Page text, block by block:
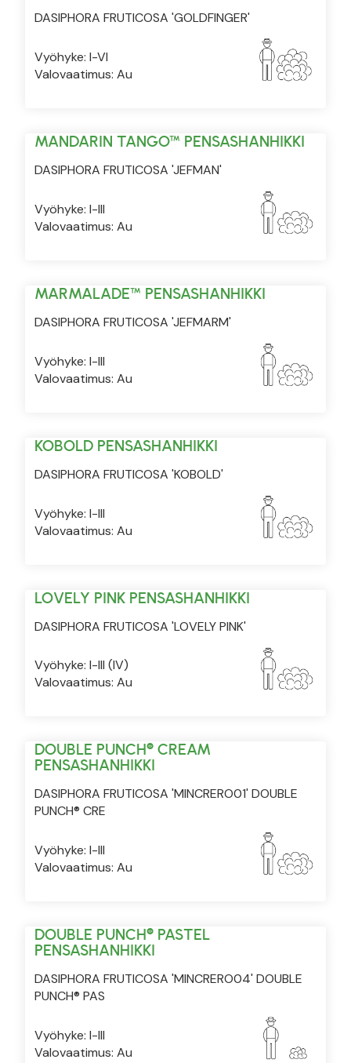
DASIPHORA FRUTICOSA 'GOLDFINGER'
Vyöhyke: I-VI
Valovaatimus: Au
MANDARIN TANGO™ PENSASHANHIKKI
DASIPHORA FRUTICOSA 'JEFMAN'
Vyöhyke: I-III
Valovaatimus: Au
MARMALADE™ PENSASHANHIKKI
DASIPHORA FRUTICOSA 'JEFMARM'
Vyöhyke: I-III
Valovaatimus: Au
KOBOLD PENSASHANHIKKI
DASIPHORA FRUTICOSA 'KOBOLD'
Vyöhyke: I-III
Valovaatimus: Au
LOVELY PINK PENSASHANHIKKI
DASIPHORA FRUTICOSA 'LOVELY PINK'
Vyöhyke: I-III (IV)
Valovaatimus: Au
DOUBLE PUNCH® CREAM
PENSASHANHIKKI
DASIPHORA FRUTICOSA 'MINCRERO01' DOUBLE
PUNCH® CRE
Vyöhyke: I-III
Valovaatimus: Au
DOUBLE PUNCH® PASTEL
PENSASHANHIKKI
DASIPHORA FRUTICOSA 'MINCRERO04' DOUBLE
PUNCH® PAS
Vyöhyke: I-III
Valovaatimus: Au